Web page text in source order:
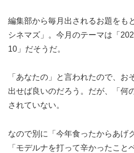
編集部から毎月出されるお題をも
シネマズ」。今月のテーマは「
10」だそうだ。
「あなたの」と言われたので、お
出せば良いのだろう。だが、「何
されていない。
なので別に「今年食ったからあげ
「モデルナを打って辛かったこと